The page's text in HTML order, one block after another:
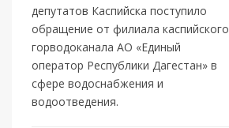
депутатов Каспийска поступило
обращение от филиала каспийского
горводоканала АО «Единый
оператор Республики Дагестан» в
сфере водоснабжения и
водоотведения.